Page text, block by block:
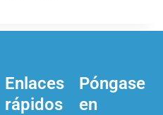
Enlaces
rápidos
Póngase
en